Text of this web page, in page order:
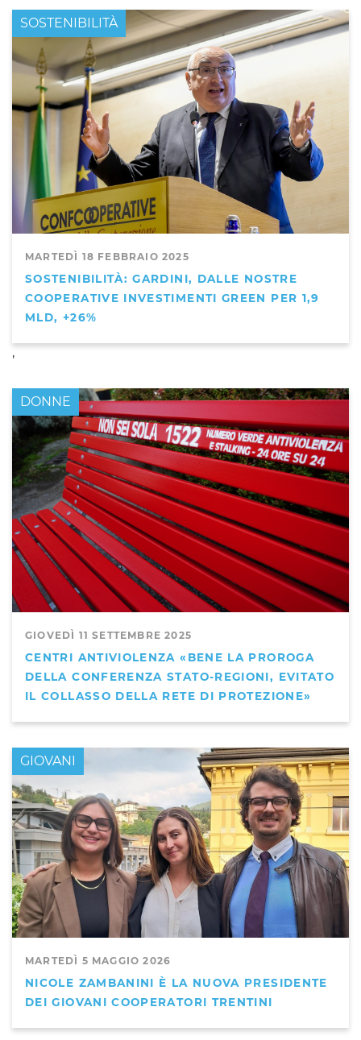
MARTEDÌ 18 FEBBRAIO 2025
SOSTENIBILITÀ: GARDINI, DALLE NOSTRE
COOPERATIVE INVESTIMENTI GREEN PER 1,9
MLD, +26%
PRIMO PIANO
,
SOSTENIBILITÀ
GIOVEDÌ 11 SETTEMBRE 2025
CENTRI ANTIVIOLENZA «BENE LA PROROGA
DELLA CONFERENZA STATO-REGIONI, EVITATO
IL COLLASSO DELLA RETE DI PROTEZIONE»
DONNE
MARTEDÌ 5 MAGGIO 2026
NICOLE ZAMBANINI È LA NUOVA PRESIDENTE
DEI GIOVANI COOPERATORI TRENTINI
GIOVANI